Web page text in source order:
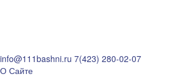
info@111bashni.ru 7(423) 280-02-07
О Сайте